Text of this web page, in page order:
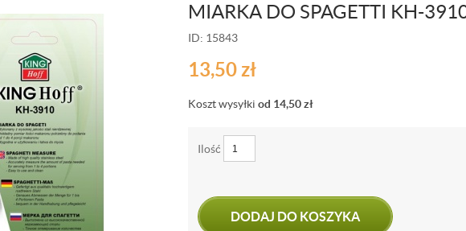
MIARKA DO SPAGETTI KH-
ID: 15843
13,50zł
Koszt wysyłki od 14,50zł
Ilość
DODAJ DO KOSZYKA